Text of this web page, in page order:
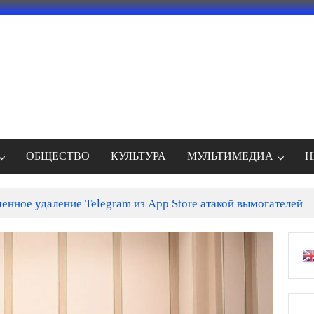
ОБЩЕСТВО КУЛЬТУРА МУЛЬТИМЕДИА
удаление Telegram из App Store атакой вымогателей